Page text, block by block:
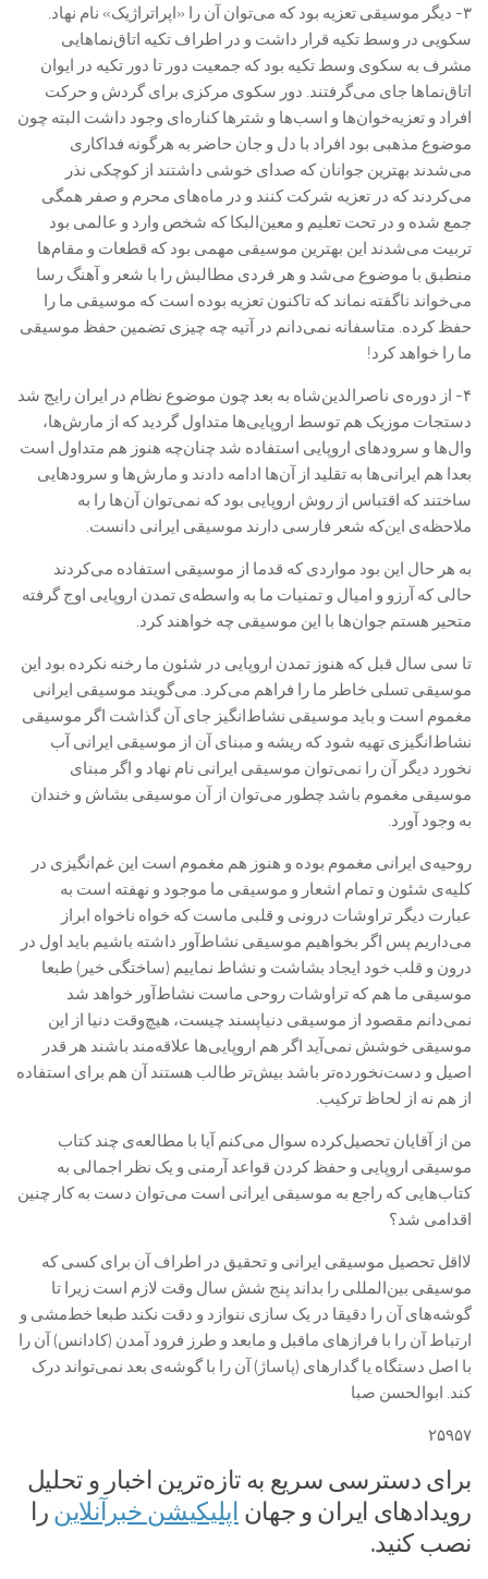
۳- دیگر موسیقی تعزیه بود که می‌توان آن را «اپراتراژیک» نام نهاد.
سکویی در وسط تکیه قرار داشت و در اطراف تکیه اتاق‌نماهایی
مشرف به سکوی وسط تکیه بود که جمعیت دور تا دور تکیه در ایوان
اتاق‌نماها جای می‌گرفتند. دور سکوی مرکزی برای گردش و حرکت
افراد و تعزیه‌خوان‌ها و اسب‌ها و شترها کناره‌ای وجود داشت البته چون
موضوع مذهبی بود افراد با دل و جان حاضر به هرگونه فداکاری
می‌شدند بهترین جوانان که صدای خوشی داشتند از کوچکی نذر
می‌کردند که در تعزیه شرکت کنند و در ماه‌های محرم و صفر همگی
جمع شده و در تحت تعلیم و معین‌البکا که شخص وارد و عالمی بود
تربیت می‌شدند این بهترین موسیقی مهمی بود که قطعات و مقام‌ها
منطبق با موضوع می‌شد و هر فردی مطالبش را با شعر و آهنگ رسا
می‌خواند ناگفته نماند که تاکنون تعزیه بوده است که موسیقی ما را
حفظ کرده. متاسفانه نمی‌دانم در آتیه چه چیزی تضمین حفظ موسیقی
ما را خواهد کرد!
۴- از دوره‌ی ناصرالدین‌شاه به بعد چون موضوع نظام در ایران رایج شد
دستجات موزیک هم توسط اروپایی‌ها متداول گردید که از مارش‌ها،
وال‌ها و سرودهای اروپایی استفاده شد چنان‌چه هنوز هم متداول است
بعدا هم ایرانی‌ها به تقلید از آن‌ها ادامه دادند و مارش‌ها و سرودهایی
ساختند که اقتباس از روش اروپایی بود که نمی‌توان آن‌ها را به
ملاحظه‌ی این‌که شعر فارسی دارند موسیقی ایرانی دانست.
به هر حال این بود مواردی که قدما از موسیقی استفاده می‌کردند
حالی که آرزو و امیال و تمنیات ما به واسطه‌ی تمدن اروپایی اوج گرفته
متحیر هستم جوان‌ها با این موسیقی چه خواهند کرد.
تا سی سال قبل که هنوز تمدن اروپایی در شئون ما رخنه نکرده بود این
موسیقی تسلی خاطر ما را فراهم می‌کرد. می‌گویند موسیقی ایرانی
مغموم است و باید موسیقی نشاط‌انگیز جای آن گذاشت اگر موسیقی
نشاط‌انگیزی تهیه شود که ریشه و مبنای آن از موسیقی ایرانی آب
نخورد دیگر آن را نمی‌توان موسیقی ایرانی نام نهاد و اگر مبنای
موسیقی مغموم باشد چطور می‌توان از آن موسیقی بشاش و خندان
به وجود آورد.
روحیه‌ی ایرانی مغموم بوده و هنوز هم مغموم است این غم‌انگیزی در
کلیه‌ی شئون و تمام اشعار و موسیقی ما موجود و نهفته است به
عبارت دیگر تراوشات درونی و قلبی ماست که خواه ناخواه ابراز
می‌داریم پس اگر بخواهیم موسیقی نشاط‌آور داشته باشیم باید اول در
درون و قلب خود ایجاد بشاشت و نشاط نماییم (ساختگی خیر) طبعا
موسیقی ما هم که تراوشات روحی ماست نشاط‌آور خواهد شد
نمی‌دانم مقصود از موسیقی دنیاپسند چیست، هیچ‌وقت دنیا از این
موسیقی خوشش نمی‌آید اگر هم اروپایی‌ها علاقه‌مند باشند هر قدر
اصیل و دست‌نخورده‌تر باشد بیش‌تر طالب هستند آن هم برای استفاده
از هم نه از لحاظ ترکیب.
من از آقایان تحصیل‌کرده سوال می‌کنم آیا با مطالعه‌ی چند کتاب
موسیقی اروپایی و حفظ کردن قواعد آرمنی و یک نظر اجمالی به
کتاب‌هایی که راجع به موسیقی ایرانی است می‌توان دست به کار چنین
اقدامی شد؟
لااقل تحصیل موسیقی ایرانی و تحقیق در اطراف آن برای کسی که
موسیقی بین‌المللی را بداند پنج شش سال وقت لازم است زیرا تا
گوشه‌های آن را دقیقا در یک سازی ننوازد و دقت نکند طبعا خط‌مشی و
ارتباط آن را با فرازهای ماقبل و مابعد و طرز فرود آمدن (کادانس) آن را
با اصل دستگاه یا گدارهای (پاساژ) آن را با گوشه‌ی بعد نمی‌تواند درک
کند. ابوالحسن صبا
۲۵۹۵۷
برای دسترسی سریع به تازه‌ترین اخبار و تحلیل‌
رویدادهای ایران و جهان اپلیکیشن خبرآنلاین را
نصب کنید.